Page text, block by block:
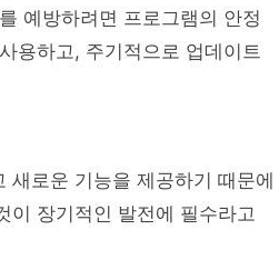
예방하려면 프로그램의 안정
용하고, 주기적으로 업데이트
새로운 기능을 제공하기 때문에
이 장기적인 발전에 필수라고